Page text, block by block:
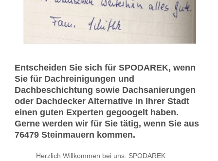
Entscheiden Sie sich für SPODAREK, wenn
Sie für Dachreinigungen und
Dachbeschichtung sowie Dachsanierungen
oder Dachdecker Alternative in Ihrer Stadt
einen guten Experten gegoogelt haben.
Gerne werden wir für Sie tätig, wenn Sie aus
76479 Steinmauern kommen.
Herzlich Willkommen bei uns. SPODAREK